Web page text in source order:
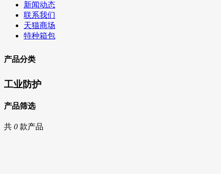
新闻动态
联系我们
天猫商场
特种箱包
产品分类
工业防护
产品筛选
共 0 款产品